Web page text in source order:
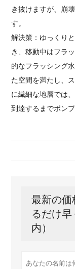
き抜けますが、崩
す。
解決策：ゆっくり
き、移動中はフラ
的なフラッシング
た空間を満たし、
に繊細な地層では
到達するまでポンプ
最新の価
るだけ
内）